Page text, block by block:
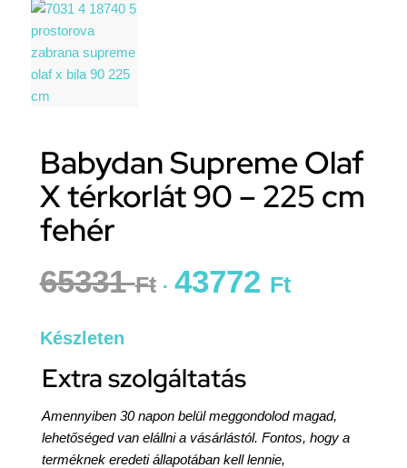
Babydan Supreme Olaf
X térkorlát 90 – 225 cm
fehér
65331Ft 43772 Ft
Készleten
Extra szolgáltatás
Amennyiben 30 napon belül meggondolod magad,
lehetőséged van elállni a vásárlástól. Fontos, hogy a
terméknek eredeti állapotában kell lennie,